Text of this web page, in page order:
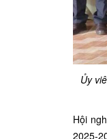
Ủy
Hội
2025-